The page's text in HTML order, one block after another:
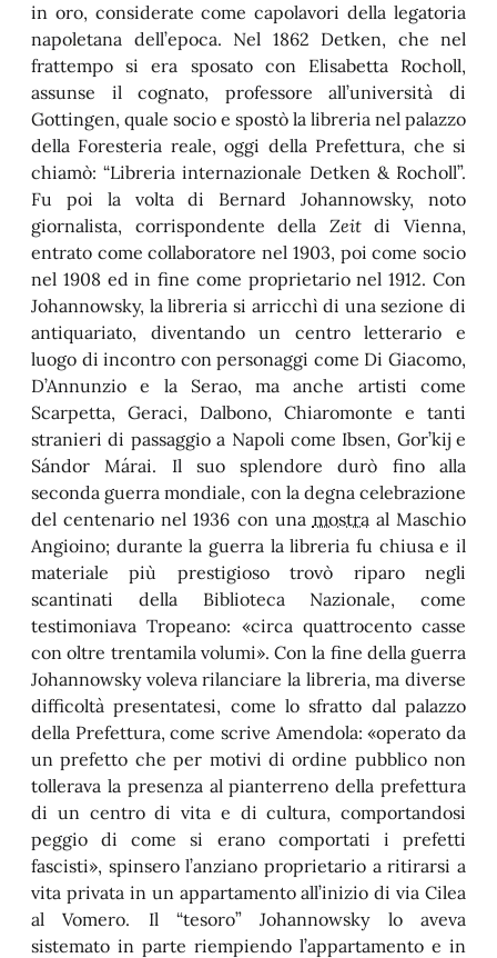
in oro, considerate come capolavori della legatoria
napoletana dell’epoca. Nel 1862 Detken, che nel
frattempo si era sposato con Elisabetta Rocholl,
assunse il cognato, professore all’università di
Gottingen, quale socio e spostò la libreria nel palazzo
della Foresteria reale, oggi della Prefettura, che si
chiamò: “Libreria internazionale Detken & Rocholl”.
Fu poi la volta di Bernard Johannowsky, noto
giornalista, corrispondente della Zeitdi Vienna,
entrato come collaboratore nel 1903, poi come socio
nel 1908 ed in fine come proprietario nel 1912. Con
Johannowsky, la libreria si arricchì di una sezione di
antiquariato, diventando un centro letterario e
luogo di incontro con personaggi come Di Giacomo,
D’Annunzio e la Serao, ma anche artisti come
Scarpetta, Geraci, Dalbono, Chiaromonte e tanti
stranieri di passaggio a Napoli come Ibsen, Gor’kij e
Sándor Márai. Il suo splendore durò fino alla
seconda guerra mondiale, con la degna celebrazione
del centenario nel 1936 con una mostraal Maschio
Angioino; durante la guerra la libreria fu chiusa e il
materiale più prestigioso trovò riparo negli
scantinati della Biblioteca Nazionale, come
testimoniava Tropeano: «circa quattrocento casse
con oltre trentamila volumi». Con la fine della guerra
Johannowsky voleva rilanciare la libreria, ma diverse
difficoltà presentatesi, come lo sfratto dal palazzo
della Prefettura, come scrive Amendola: «operato da
un prefetto che per motivi di ordine pubblico non
tollerava la presenza al pianterreno della prefettura
di un centro di vita e di cultura, comportandosi
peggio di come si erano comportati i prefetti
fascisti», spinsero l’anziano proprietario a ritirarsi a
vita privata in un appartamento all’inizio di via Cilea
al Vomero. Il “tesoro” Johannowsky lo aveva
sistemato in parte riempiendo l’appartamento e in